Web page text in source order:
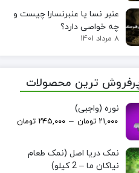
عنبر نسا یا عنبرنسارا چیست و
چه خواصی دارد؟
8 مرداد 1401
ترین محصولات
نوره (واجبی)
۲۱,۰۰۰ تومان – ۲۴۵,۰۰۰ تومان
نمک دریا اصل (نمک طعام
نیاکان ما – 2 کیلو)